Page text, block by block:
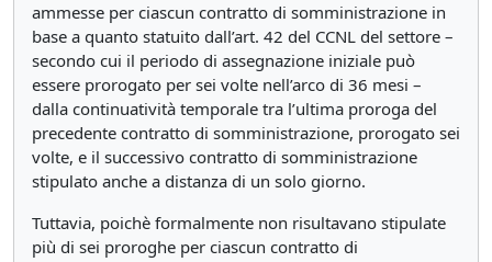
ammesse per ciascun contratto di somministrazione in
base a quanto statuito dall’art. 42 del CCNL del settore –
secondo cui il periodo di assegnazione iniziale può
essere prorogato per sei volte nell’arco di 36 mesi –
dalla continuatività temporale tra l’ultima proroga del
precedente contratto di somministrazione, prorogato sei
volte, e il successivo contratto di somministrazione
stipulato anche a distanza di un solo giorno.
Tuttavia, poichè formalmente non risultavano stipulate
più di sei proroghe per ciascun contratto di